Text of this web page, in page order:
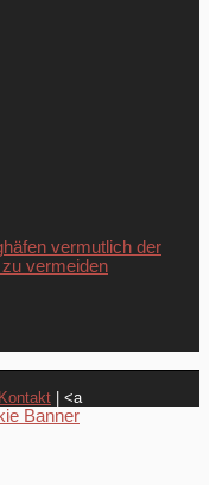
vermutlich der
vermeiden
Kontakt | <a
Banner